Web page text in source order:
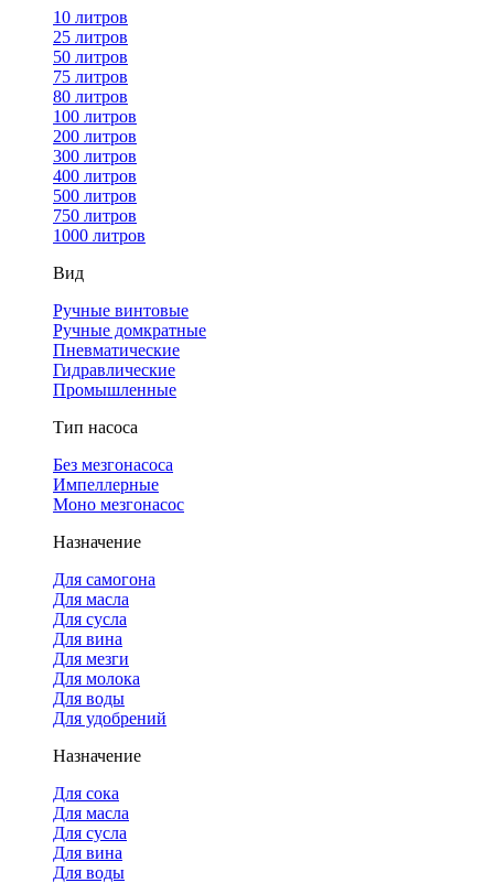
10 литров
25 литров
50 литров
75 литров
80 литров
100 литров
200 литров
300 литров
400 литров
500 литров
750 литров
1000 литров
Вид
Ручные винтовые
Ручные домкратные
Пневматические
Гидравлические
Промышленные
Тип насоса
Без мезгонасоса
Импеллерные
Моно мезгонасос
Назначение
Для самогона
Для масла
Для сусла
Для вина
Для мезги
Для молока
Для воды
Для удобрений
Назначение
Для сока
Для масла
Для сусла
Для вина
Для воды